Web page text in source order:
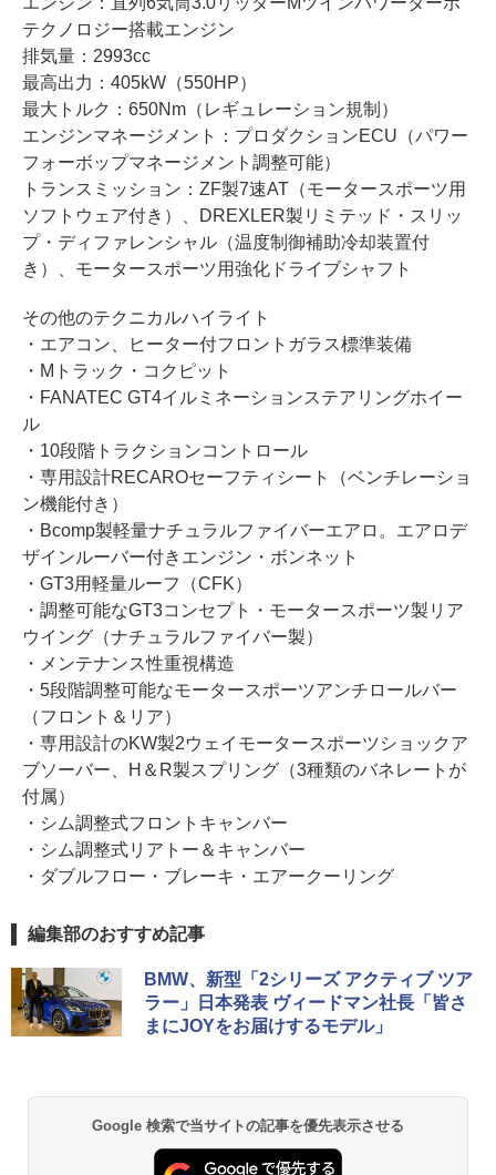
テクノロジー搭載エンジン
排気量：2993cc
最高出力：405kW（550HP）
最大トルク：650Nm（レギュレーション規制）
エンジンマネージメント：プロダクションECU（パワー
フォーボップマネージメント調整可能）
トランスミッション：ZF製7速AT（モータースポーツ用
ソフトウェア付き）、DREXLER製リミテッド・スリッ
プ・ディファレンシャル（温度制御補助冷却装置付
き）、モータースポーツ用強化ドライブシャフト
その他のテクニカルハイライト
・エアコン、ヒーター付フロントガラス標準装備
・Mトラック・コクピット
・FANATEC GT4イルミネーションステアリングホイー
ル
・10段階トラクションコントロール
・専用設計RECAROセーフティシート（ベンチレーショ
ン機能付き）
・Bcomp製軽量ナチュラルファイバーエアロ。エアロデ
ザインルーバー付きエンジン・ボンネット
・GT3用軽量ルーフ（CFK）
・調整可能なGT3コンセプト・モータースポーツ製リア
ウイング（ナチュラルファイバー製）
・メンテナンス性重視構造
・5段階調整可能なモータースポーツアンチロールバー
（フロント＆リア）
・専用設計のKW製2ウェイモータースポーツショックア
ブソーバー、H＆R製スプリング（3種類のバネレートが
付属）
・シム調整式フロントキャンバー
・シム調整式リアトー＆キャンバー
・ダブルフロー・ブレーキ・エアークーリング
編集部のおすすめ記事
BMW、新型「2シリーズ アクティブ ツア
ラー」日本発表 ヴィードマン社長「皆さ
まにJOYをお届けするモデル」
Google 検索で当サイトの記事を優先表示させる